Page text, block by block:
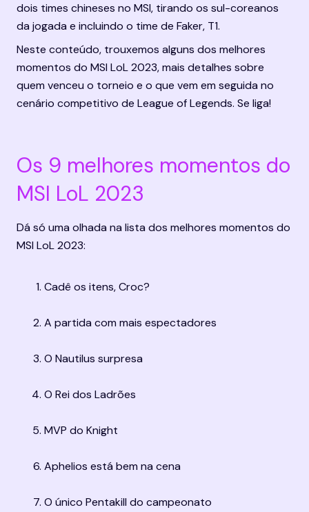
dois times chineses no MSI, tirando os sul-coreanos
da jogada e incluindo o time de Faker, T1.
Neste conteúdo, trouxemos alguns dos melhores
momentos do MSI LoL 2023, mais detalhes sobre
quem venceu o torneio e o que vem em seguida no
cenário competitivo de League of Legends. Se liga!
Os 9 melhores momentos do
MSI LoL 2023
Dá só uma olhada na lista dos melhores momentos do
MSI LoL 2023:
Cadê os itens, Croc?
A partida com mais espectadores
O Nautilus surpresa
O Rei dos Ladrões
MVP do Knight
Aphelios está bem na cena
O único Pentakill do campeonato